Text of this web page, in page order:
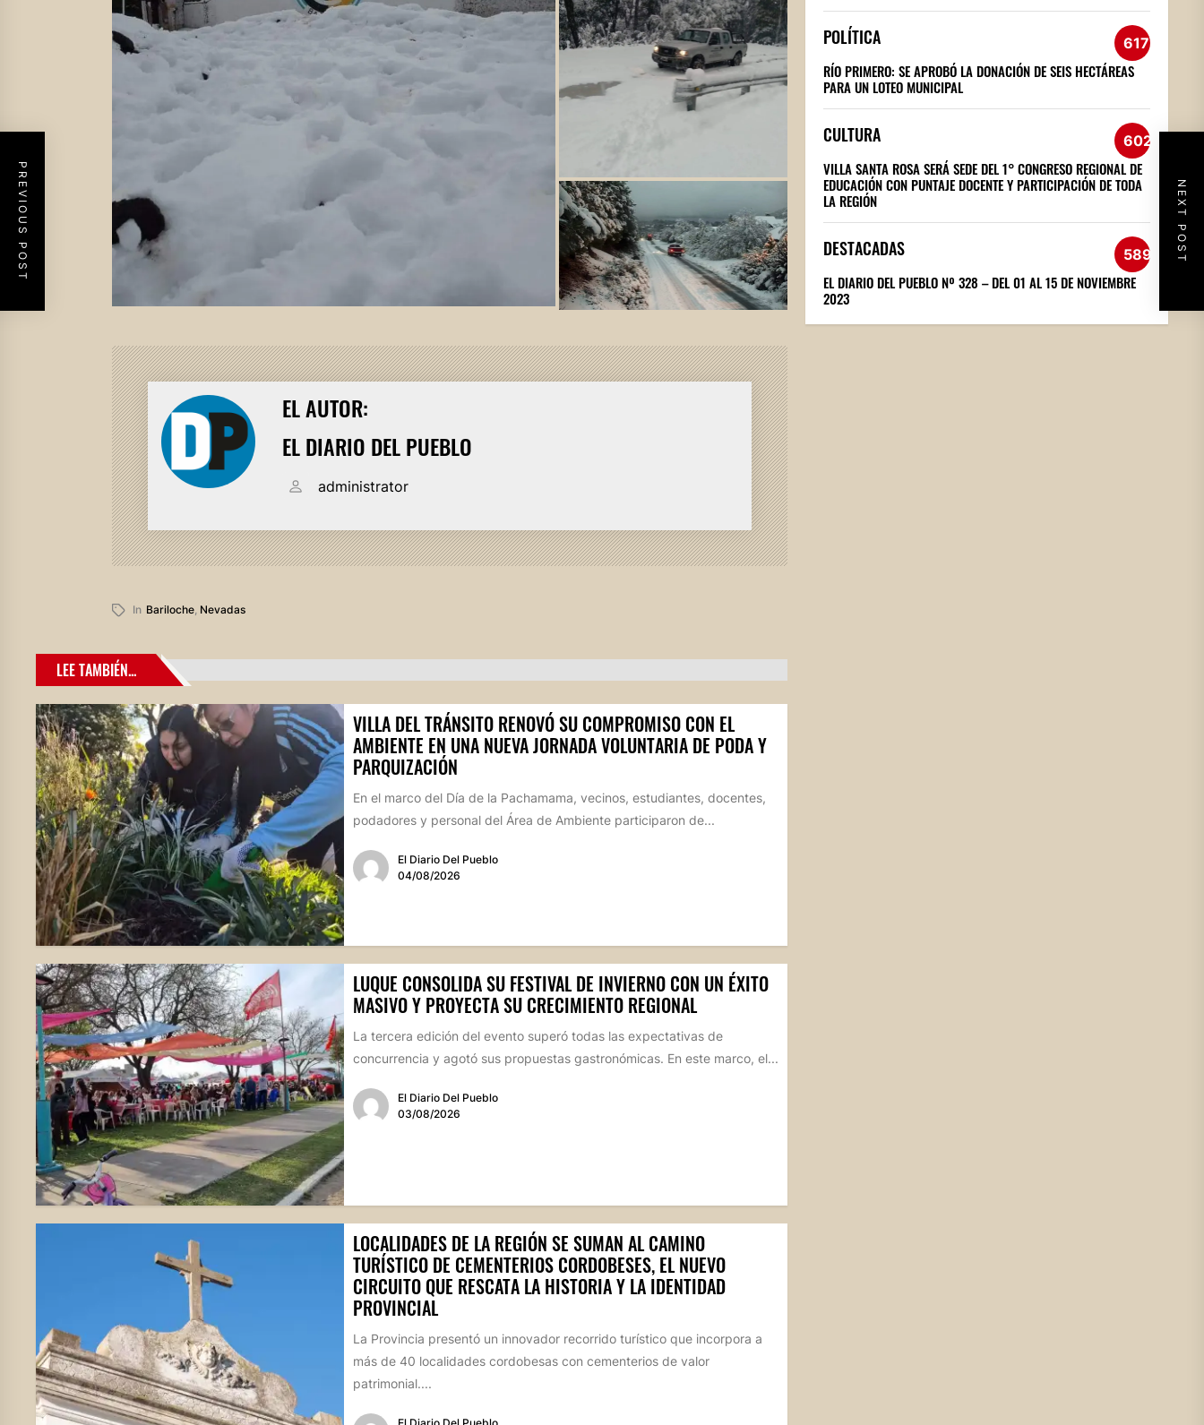
EL AUTOR:
EL DIARIO DEL PUEBLO
administrator
In Bariloche, Nevadas
PREVIOUS POST NEXT POST
LEE TAMBIÉN...
VILLA DEL TRÁNSITO RENOVÓ SU COMPROMISO CON EL
AMBIENTE EN UNA NUEVA JORNADA VOLUNTARIA DE PODA Y
PARQUIZACIÓN
En el marco del Día de la Pachamama, vecinos, estudiantes, docentes,
podadores y personal del Área de Ambiente participaron de...
El Diario Del Pueblo
04/08/2026
LUQUE CONSOLIDA SU FESTIVAL DE INVIERNO CON UN ÉXITO
MASIVO Y PROYECTA SU CRECIMIENTO REGIONAL
La tercera edición del evento superó todas las expectativas de
concurrencia y agotó sus propuestas gastronómicas. En este marco, el...
El Diario Del Pueblo
03/08/2026
LOCALIDADES DE LA REGIÓN SE SUMAN AL CAMINO
TURÍSTICO DE CEMENTERIOS CORDOBESES, EL NUEVO
CIRCUITO QUE RESCATA LA HISTORIA Y LA IDENTIDAD
PROVINCIAL
La Provincia presentó un innovador recorrido turístico que incorpora a
más de 40 localidades cordobesas con cementerios de valor
patrimonial....
POLÍTICA 617
RÍO PRIMERO: SE APROBÓ LA DONACIÓN DE SEIS HECTÁREAS
PARA UN LOTEO MUNICIPAL
CULTURA 602
VILLA SANTA ROSA SERÁ SEDE DEL 1° CONGRESO REGIONAL DE
EDUCACIÓN CON PUNTAJE DOCENTE Y PARTICIPACIÓN DE TODA
LA REGIÓN
DESTACADAS 589
EL DIARIO DEL PUEBLO Nº 328 – DEL 01 AL 15 DE NOVIEMBRE
2023